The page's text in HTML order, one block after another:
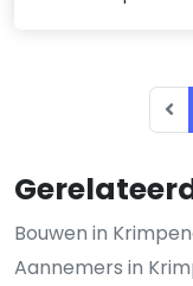
Bouwen in
Aannemers in